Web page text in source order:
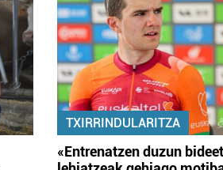
TXIRRINDULARITZA
«Entrenatzen duzun